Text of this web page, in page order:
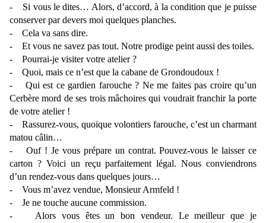
- Si vous le dites… Alors, d’accord, à la condition que je puisse
conserver par devers moi quelques planches.
- Cela va sans dire.
- Et vous ne savez pas tout. Notre prodige peint aussi des toiles.
- Pourrai-je visiter votre atelier ?
- Quoi, mais ce n’est que la cabane de Grondoudoux !
- Qui est ce gardien farouche ? Ne me faites pas croire qu’un
Cerbère mord de ses trois mâchoires qui voudrait franchir la porte
de votre atelier !
- Rassurez-vous, quoique volontiers farouche, c’est un charmant
matou câlin…
- Ouf ! Je vous prépare un contrat. Pouvez-vous le laisser ce
carton ? Voici un reçu parfaitement légal. Nous conviendrons
d’un rendez-vous dans quelques jours…
- Vous m’avez vendue, Monsieur Armfeld !
- Je ne touche aucune commission.
- Alors vous êtes un bon vendeur. Le meilleur que je